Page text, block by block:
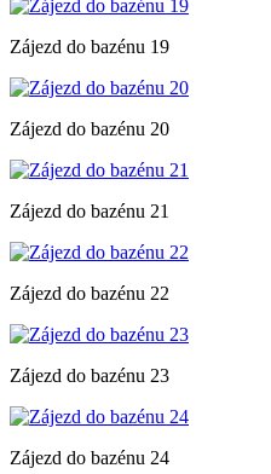
Zájezd do bazénu 19
Zájezd do bazénu 20
Zájezd do bazénu 21
Zájezd do bazénu 22
Zájezd do bazénu 23
Zájezd do bazénu 24